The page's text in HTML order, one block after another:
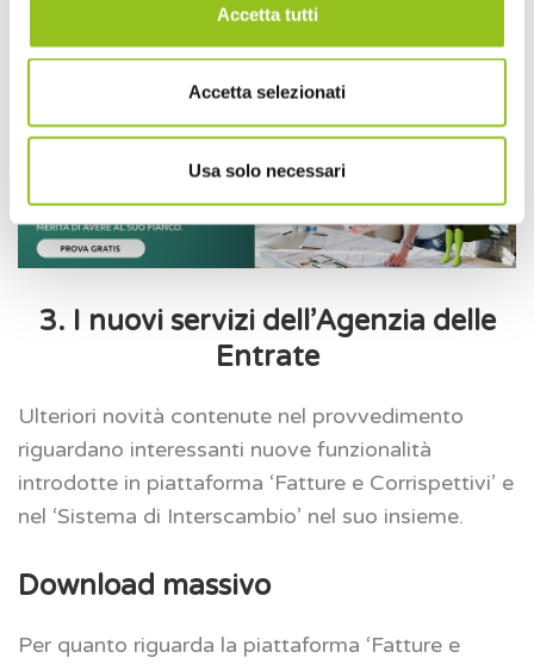
Accetta tutti
Accetta selezionati
Usa solo necessari
parte della Guardia di Finanza, occorre attendere
la stipula di una convenzione con l’Agenzia delle
Entrate, finalizzata all’interscambio dei dati.
3. I nuovi servizi dell’Agenzia delle
Entrate
Ulteriori novità contenute nel provvedimento
riguardano interessanti nuove funzionalità
introdotte in piattaforma ‘Fatture e Corrispettivi’ e
nel ‘Sistema di Interscambio’ nel suo insieme.
Download massivo
Per quanto riguarda la piattaforma ‘Fatture e